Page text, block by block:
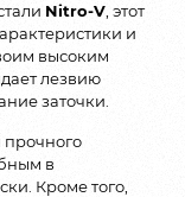
Nitro-V , этот
и
высоким
лезвию
заточки.
прочного
в
Кроме того,